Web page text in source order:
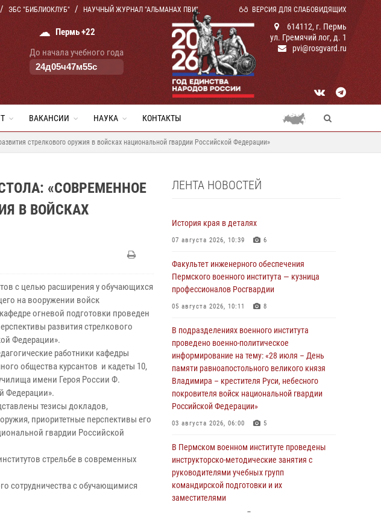
ЭБС "БИБЛИОКЛУБ" НАУЧНЫЙ ЖУРНАЛ "АЛЬМАНАХ ПВИ" ВЕРСИЯ ДЛЯ СЛАБОВИДЯЩИХ
☁ Пермь +22
До начала учебного года
24д05ч47м54с
614112, г. Пермь
ул. Гремячий лог, д. 1
pvi@rosgvard.ru
ВАКАНСИИ НАУКА КОНТАКТЫ
стрелкового оружия в войсках национальной гвардии Российской Федерации»
«СОВРЕМЕННОЕ
В ВОЙСКАХ
с целью расширения у обучающихся
на вооружении войск
огневой подготовки проведен
развития стрелкового
Федерации».
работники кафедры
общества курсантов и кадеты 10,
имени Героя России Ф.
Федерации».
тезисы докладов,
приоритетные перспективы его
гвардии Российской
стрельбе в современных
сотрудничества с обучающимися
ЛЕНТА НОВОСТЕЙ
История края в деталях
07 августа 2026, 10:39 6
Факультет инженерного обеспечения
Пермского военного института — кузница
профессионалов Росгвардии
05 августа 2026, 10:11 8
В подразделениях военного института
проведено военно-политическое
информирование на тему: «28 июля – День
памяти равноапостольного великого князя
Владимира – крестителя Руси, небесного
покровителя войск национальной гвардии
Российской Федерации»
03 августа 2026, 06:00 5
В Пермском военном институте проведены
инструкторско-методические занятия с
руководителями учебных групп
командирской подготовки и их
заместителями